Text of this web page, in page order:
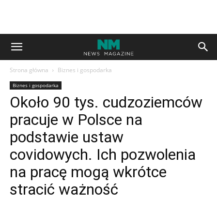
Strona główna Biznes i gospodarka
Biznes i gospodarka
Około 90 tys. cudzoziemców
pracuje w Polsce na
podstawie ustaw
covidowych. Ich pozwolenia
na pracę mogą wkrótce
stracić ważność